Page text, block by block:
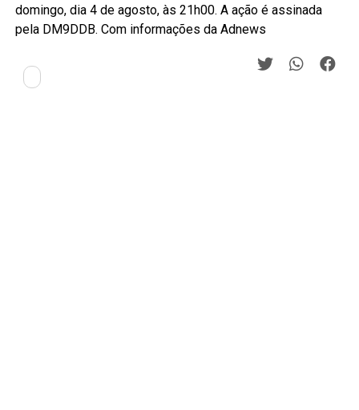
domingo, dia 4 de agosto, às 21h00. A ação é assinada
pela DM9DDB. Com informações da Adnews